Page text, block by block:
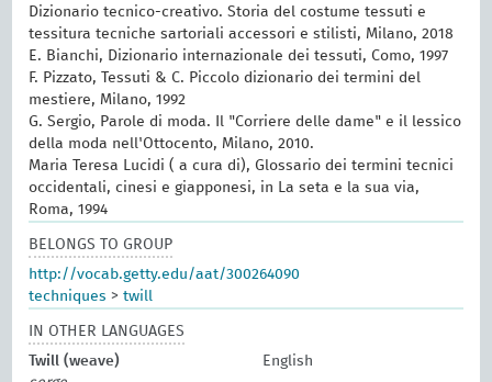
Dizionario tecnico-creativo. Storia del costume tessuti e
tessitura tecniche sartoriali accessori e stilisti, Milano, 2018
E. Bianchi, Dizionario internazionale dei tessuti, Como, 1997
F. Pizzato, Tessuti & C. Piccolo dizionario dei termini del
mestiere, Milano, 1992
G. Sergio, Parole di moda. Il "Corriere delle dame" e il lessico
della moda nell'Ottocento, Milano, 2010.
Maria Teresa Lucidi ( a cura di), Glossario dei termini tecnici
occidentali, cinesi e giapponesi, in La seta e la sua via,
Roma, 1994
BELONGS TO GROUP
http://vocab.getty.edu/aat/300264090
techniques >twill
IN OTHER LANGUAGES
Twill (weave)
English